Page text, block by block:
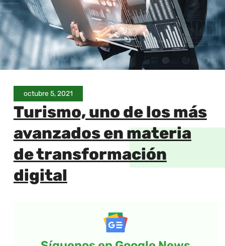
octubre 5, 2021
Turismo, uno de los más
avanzados en materia
de transformación
digital